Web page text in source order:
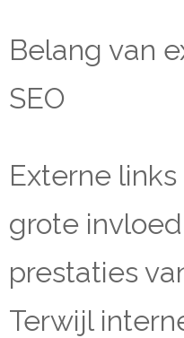
Belang van
SEO
Externe
grote
prestaties
Terwijl